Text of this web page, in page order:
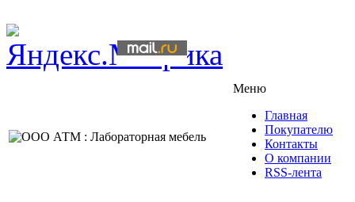
Меню
Главная
Покупателю
Контакты
О компании
RSS-лента